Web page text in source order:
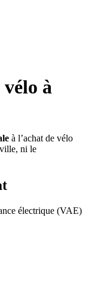
vélo à
à l’achat de vélo
ni le
électrique (VAE)